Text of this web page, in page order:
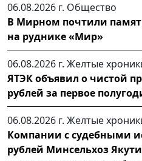
06.08.2026 г. Общество
В Мирном почтили
на руднике «Мир»
06.08.2026 г. Желтые
ЯТЭК объявил о чистой
рублей за первое
06.08.2026 г. Желтые
Компании с судебными
рублей Минсельхоз